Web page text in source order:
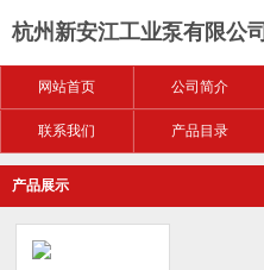
杭州新安江工业泵有限公司
网站首页 公司简介
联系我们 产品目录
产品展示